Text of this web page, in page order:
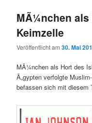
MÃ¼nchen
Keimzelle
Veröffentlicht am30. Mai
MÃ¼nchen als Hort des
Ã„gypten verfolgte
befassen sich mit